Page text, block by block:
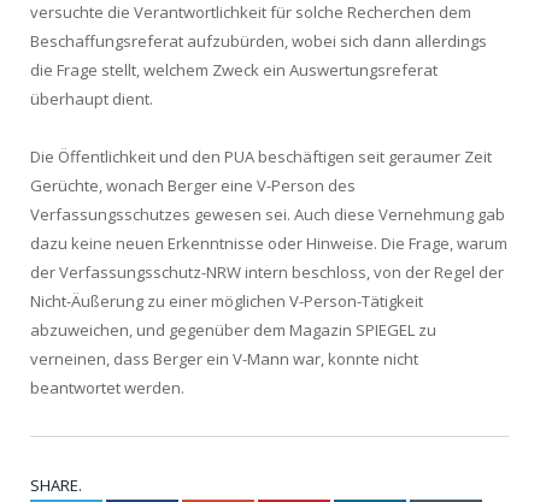
versuchte die Verantwortlichkeit für solche Recherchen dem
Beschaffungsreferat aufzubürden, wobei sich dann allerdings
die Frage stellt, welchem Zweck ein Auswertungsreferat
überhaupt dient.
Die Öffentlichkeit und den PUA beschäftigen seit geraumer Zeit
Gerüchte, wonach Berger eine V-Person des
Verfassungsschutzes gewesen sei. Auch diese Vernehmung gab
dazu keine neuen Erkenntnisse oder Hinweise. Die Frage, warum
der Verfassungsschutz-NRW intern beschloss, von der Regel der
Nicht-Äußerung zu einer möglichen V-Person-Tätigkeit
abzuweichen, und gegenüber dem Magazin SPIEGEL zu
verneinen, dass Berger ein V-Mann war, konnte nicht
beantwortet werden.
SHARE.